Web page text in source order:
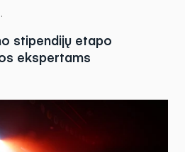
stipendijų etapo
ekspertams